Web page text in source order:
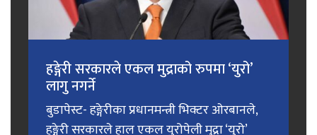
हङ्गेरी सरकारले एकल मुद्राको रुपमा ‘युरो’
लागु नगर्ने
बुडापेस्ट- हङ्गेरीका प्रधानमन्त्री भिक्टर ओरबानले,
हङ्गेरी सरकारले हाल एकल युरोपेली मुद्रा ‘युरो’